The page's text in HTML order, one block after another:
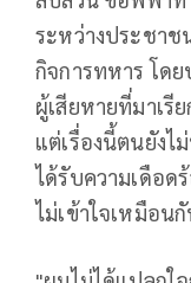
ระหว่างประชาช
กิจการทหาร โด
ผู้เสียหายที่มาเรี
แต่เรื่องนี้ตนยังไ
ได้รับความเดือด
ไม่เข้าใจเหมือน